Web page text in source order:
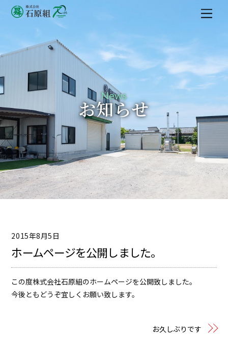
M
News
お知らせ
2015年8月5日
ホームページを公開しました。
この度株式会社石原組のホームページを公開致しました。
今後ともどうぞ宜しくお願い致します。
お久しぶりです